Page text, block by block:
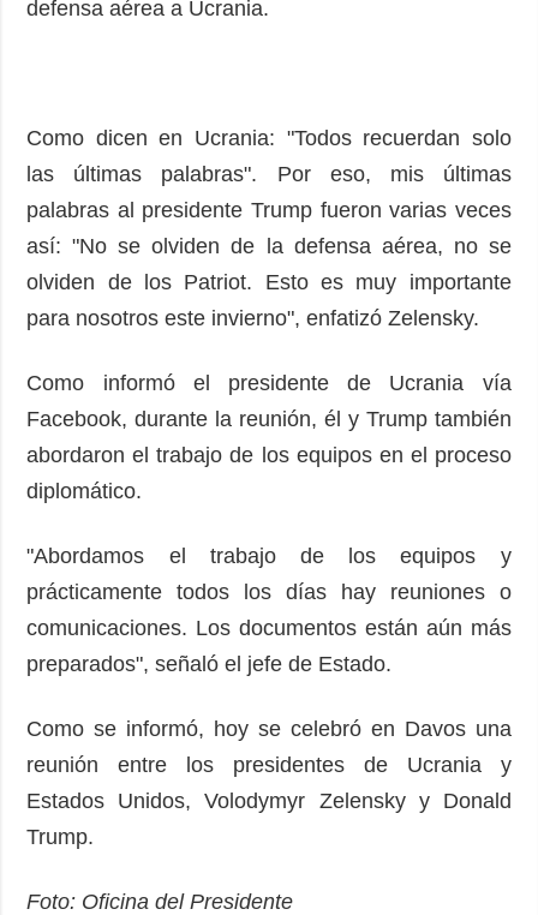
defensa aérea a Ucrania.
Como dicen en Ucrania: "Todos recuerdan solo
las últimas palabras". Por eso, mis últimas
palabras al presidente Trump fueron varias veces
así: "No se olviden de la defensa aérea, no se
olviden de los Patriot. Esto es muy importante
para nosotros este invierno", enfatizó Zelensky.
Como informó el presidente de Ucrania vía
Facebook, durante la reunión, él y Trump también
abordaron el trabajo de los equipos en el proceso
diplomático.
"Abordamos el trabajo de los equipos y
prácticamente todos los días hay reuniones o
comunicaciones. Los documentos están aún más
preparados", señaló el jefe de Estado.
Como se informó, hoy se celebró en Davos una
reunión entre los presidentes de Ucrania y
Estados Unidos, Volodymyr Zelensky y Donald
Trump.
Foto: Oficina del Presidente